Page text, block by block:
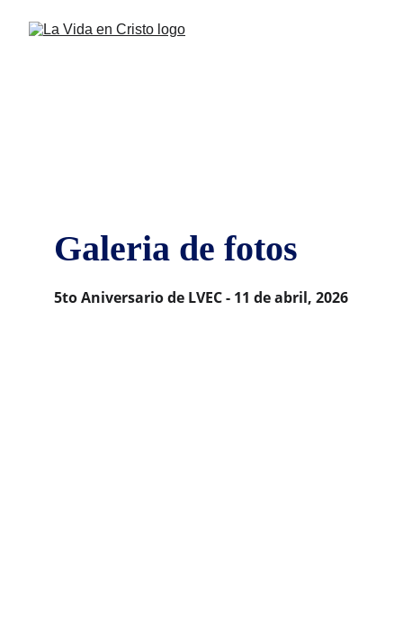
Galeria de fotos
5to Aniversario de LVEC - 11 de abril, 2026